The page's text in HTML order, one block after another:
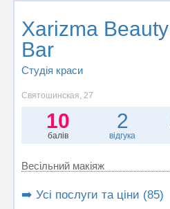
Xarizma Beauty
Bar
Студія краси
Святошинская, 27
10
балів
2
відгука
Весільний макіяж
➡️ Усі послуги та ціни (85)